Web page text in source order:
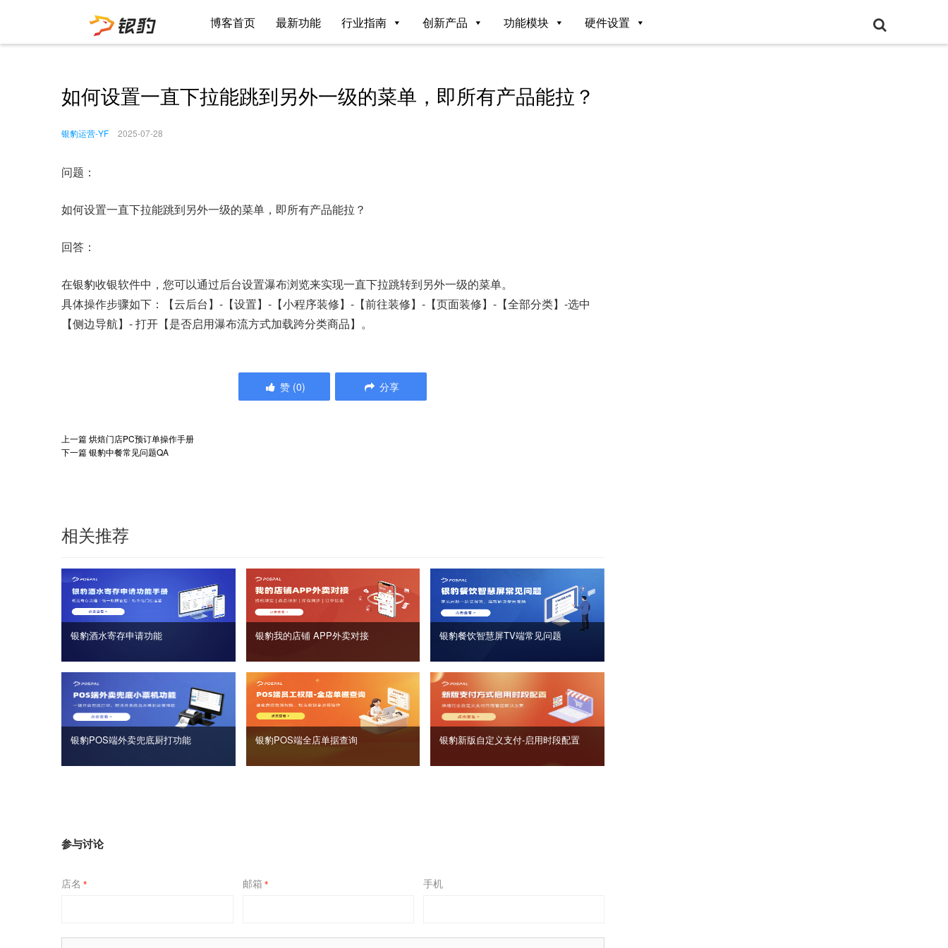
博客首页 最新功能 行业指南 创新产品 功能模块 硬件设置
如何设置一直下拉能跳到另外一级的菜单，即所有产品能拉？
银豹运营-YF 2025-07-28
问题：
如何设置一直下拉能跳到另外一级的菜单，即所有产品能拉？
回答：
在银豹收银软件中，您可以通过后台设置瀑布浏览来实现一直下拉跳转到另外一级的菜单。
具体操作步骤如下：【云后台】-【设置】-【小程序装修】-【前往装修】-【页面装修】-【全部分类】-选中
【侧边导航】- 打开【是否启用瀑布流方式加载跨分类商品】。
赞 (0) 分享
上一篇烘焙门店PC预订单操作手册
下一篇银豹中餐常见问题QA
相关推荐
银豹酒水寄存申请功能 银豹我的店铺 APP外卖对接 银豹餐饮智慧屏TV端常见问题
银豹POS端外卖兜底厨打功能 银豹POS端全店单据查询 银豹新版自定义支付‑启用时段配置
参与讨论
店名 * 邮箱 * 手机